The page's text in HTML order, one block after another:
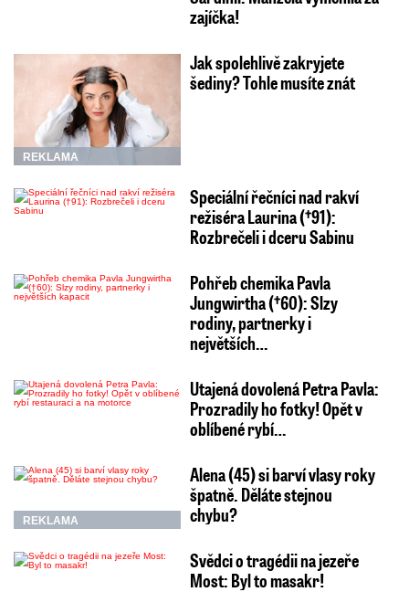
zajíčka!
REKLAMA
Jak spolehlivě zakryjete
šediny? Tohle musíte znát
Speciální řečníci nad rakví
režiséra Laurina (†91):
Rozbrečeli i dceru Sabinu
Pohřeb chemika Pavla
Jungwirtha (†60): Slzy
rodiny, partnerky i
největších…
Utajená dovolená Petra Pavla:
Prozradily ho fotky! Opět v
oblíbené rybí…
REKLAMA
Alena (45) si barví vlasy roky
špatně. Děláte stejnou
chybu?
Svědci o tragédii na jezeře
Most: Byl to masakr!